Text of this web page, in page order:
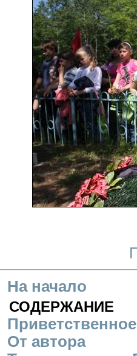
На начало
СОДЕРЖАНИЕ
От автора